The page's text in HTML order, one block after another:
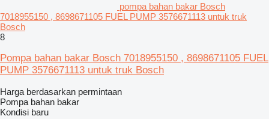
pompa bahan bakar Bosch
7018955150 , 8698671105 FUEL PUMP 3576671113 untuk truk
Bosch
8
Pompa bahan bakar Bosch 7018955150 , 8698671105 FUEL
PUMP 3576671113 untuk truk Bosch
Harga berdasarkan permintaan
Pompa bahan bakar
Kondisi baru